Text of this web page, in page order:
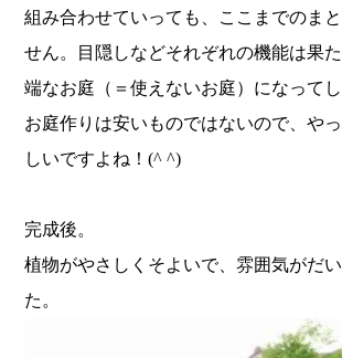
組み合わせていっても、ここまでのま
せん。目隠しなどそれぞれの機能は果
端なお庭（＝使えないお庭）になってし
お庭作りは安いものではないので、や
しいですよね！(^ ^)
完成後。
植物がやさしくそよいで、雰囲気がだ
た。